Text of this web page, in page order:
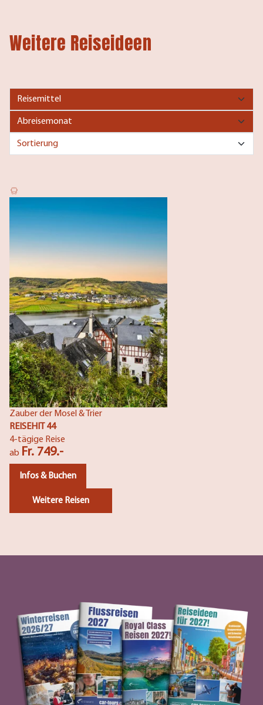
Weitere Reiseideen
Zauber der Mosel & Trier
REISEHIT 44
4-tägige Reise
ab Fr. 749.-
Infos & Buchen
Weitere Reisen